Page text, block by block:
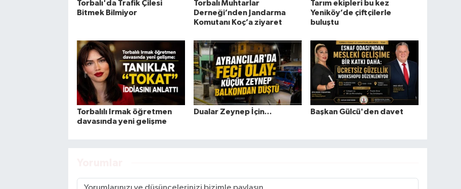
Torbalı'da Trafik Çilesi
Bitmek Bilmiyor
Torbalı Muhtarlar
Derneği’nden Jandarma
Komutanı Koç’a ziyaret
Tarım ekipleri bu kez
Yeniköy’de çiftçilerle
buluştu
Torbalılı Irmak öğretmen
davasında yeni gelişme
Dualar Zeynep İçin... Başkan Gülcü'den davet